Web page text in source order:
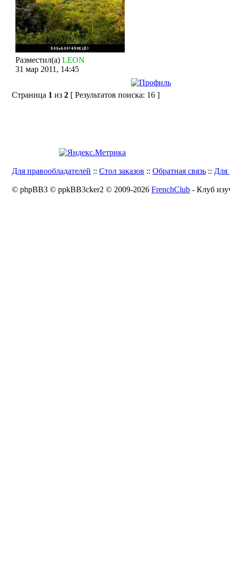
Разместил(а) LEON
31 мар 2011, 14:45
Страница 1 из 2 [ Результатов поиска: 16 ]
Для правообладателей :: Стол заказов :: Обратная связь :: Для
© phpBB3 © ppkBB3cker2 © 2009-2026 FrenchClub - Клуб